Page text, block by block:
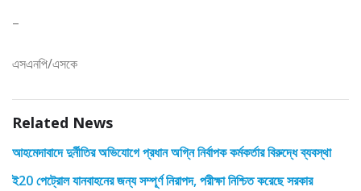
–
এসএনপি/এসকে
Related News
আহমেদাবাদে দুর্নীতির অভিযোগে প্রধান অগ্নি নির্বাপক কর্মকর্তার বিরুদ্ধে ব্যবস্থা
ই20 পেট্রোল যানবাহনের জন্য সম্পূর্ণ নিরাপদ, পরীক্ষা নিশ্চিত করেছে সরকার